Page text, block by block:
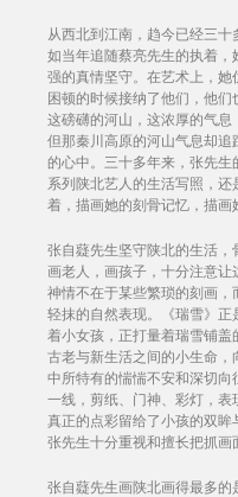
从西北到江南，趋今已经三
如当年追随蔡亮先生的执着
强的真情坚守。在艺术上，
困顿的时候接纳了他们，他们
这磅礴的河山，这浓厚的气息
但那秦川高原的河山气息却
的心中。三十多年来，张先
系列陕北艺人的生活写照，
着，描画她的刻骨记忆，描画
张自薿先生坚守陕北的生活
画老人，画孩子，十分注意让
神情不在于某些繁琐的刻画
轻抹的自然表现。《瑞雪》
着小女孩，正打量着瑞雪铺
古老与新生活之间的小生命
中所特有的惴惴不安和深切
一线，剪纸、门神、彩灯，
真正的点彩留给了小孩的双眸
张先生十分重视和擅长把抓画
张自薿先生画陕北画得最多